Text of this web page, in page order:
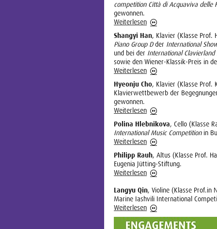
competition Città di Acquaviva delle
gewonnen.
Weiterlesen
Shangyi Han, Klavier (Klasse Prof.
Piano Group Dder International
und bei der International
sowie den Wiener-Klassik-Preis in
Weiterlesen
Hyeonju Cho, Klavier (Klasse Prof.
Klavierwettbewerb der
gewonnen.
Weiterlesen
Polina Hlebnikova, Cello (Klasse
International Music Competitionin
Weiterlesen
Philipp Rauh, Altus (Klasse Prof.
Eugenia Jütting-Stiftung.
Weiterlesen
Langyu Qin, Violine (Klasse Prof.in
Marine Iashvili International
Weiterlesen